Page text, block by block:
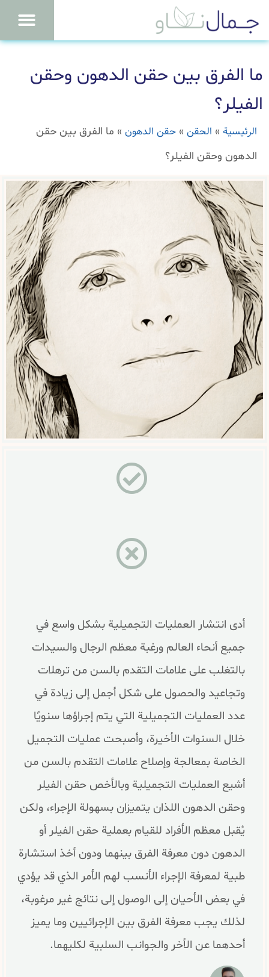
ما الفرق بين حقن الدهون وحقن
الفيلر؟
الرئيسية » الحقن » حقن الدهون » ما الفرق بين حقن
الدهون وحقن الفيلر؟
أدى انتشار العمليات التجميلية بشكل واسع في
جميع أنحاء العالم ورغبة معظم الرجال والسيدات
بالتغلب على علامات التقدم بالسن من ترهلات
وتجاعيد والحصول على شكل أجمل إلى زيادة في
عدد العمليات التجميلية التي يتم إجراؤها سنويًا
خلال السنوات الأخيرة، وأصبحت عمليات التجميل
الخاصة بمعالجة وإصلاح علامات التقدم بالسن من
أشيع العمليات التجميلية وبالأخص حقن الفيلر
وحقن الدهون اللذان يتميزان بسهولة الإجراء، ولكن
يُقبل معظم الأفراد للقيام بعملية حقن الفيلر أو
الدهون دون معرفة الفرق بينهما ودون أخذ استشارة
طبية لمعرفة الإجراء الأنسب لهم الأمر الذي قد يؤدي
في بعض الأحيان إلى الوصول إلى نتائج غير مرغوبة،
لذلك يجب معرفة الفرق بين الإجرائيين وما يميز
أحدهما عن الأخر والجوانب السلبية لكليهما.